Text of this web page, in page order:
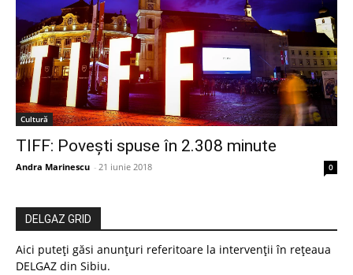
Cultură
TIFF: Povești spuse în 2.308 minute
Andra Marinescu - 21 iunie 2018 0
DELGAZ GRID
Aici puteți găsi anunțuri referitoare la intervenții în rețeaua
DELGAZ din Sibiu.